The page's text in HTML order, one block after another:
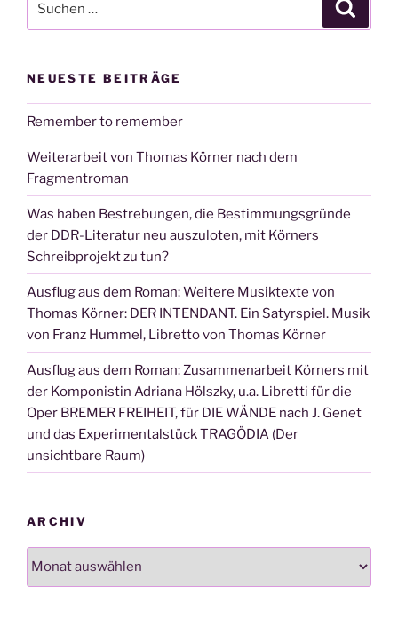
nach:
NEUESTE BEITRÄGE
Remember to remember
Weiterarbeit von Thomas Körner nach dem
Fragmentroman
Was haben Bestrebungen, die Bestimmungsgründe
der DDR-Literatur neu auszuloten, mit Körners
Schreibprojekt zu tun?
Ausflug aus dem Roman: Weitere Musiktexte von
Thomas Körner: DER INTENDANT. Ein Satyrspiel. Musik
von Franz Hummel, Libretto von Thomas Körner
Ausflug aus dem Roman: Zusammenarbeit Körners mit
der Komponistin Adriana Hölszky, u.a. Libretti für die
Oper BREMER FREIHEIT, für DIE WÄNDE nach J. Genet
und das Experimentalstück TRAGÖDIA (Der
unsichtbare Raum)
ARCHIV
Archiv